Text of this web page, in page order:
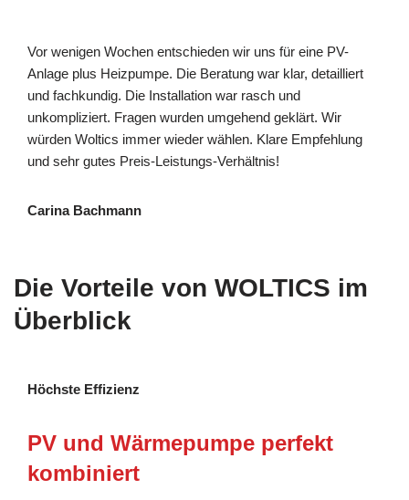
Vor wenigen Wochen entschieden wir uns für eine PV-
Anlage plus Heizpumpe. Die Beratung war klar, detailliert
und fachkundig. Die Installation war rasch und
unkompliziert. Fragen wurden umgehend geklärt. Wir
würden Woltics immer wieder wählen. Klare Empfehlung
und sehr gutes Preis-Leistungs-Verhältnis!
Carina Bachmann
Die Vorteile von WOLTICS im
Überblick
Höchste Effizienz
PV und Wärmepumpe perfekt
kombiniert